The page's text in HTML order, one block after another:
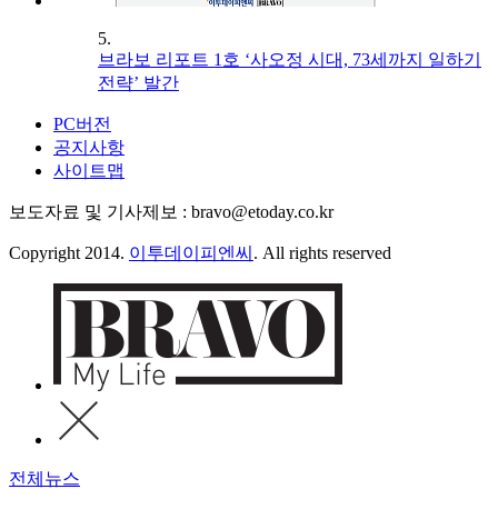
5.
브라보 리포트 1호 ‘사오정 시대, 73세까지 일하기
전략’ 발간
PC버전
공지사항
사이트맵
보도자료 및 기사제보 : bravo@etoday.co.kr
Copyright 2014. 이투데이피엔씨 . All rights reserved
전체뉴스